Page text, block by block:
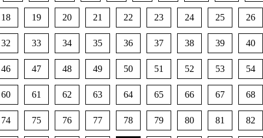
18 19 20 21 22 23 24 25 26
32 33 34 35 36 37 38 39 40
46 47 48 49 50 51 52 53 54
60 61 62 63 64 65 66 67 68
74 75 76 77 78 79 80 81 82